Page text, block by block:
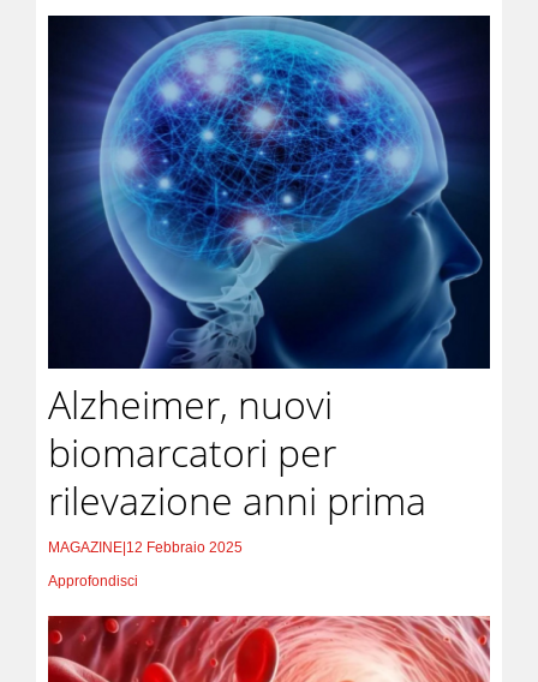
Alzheimer, nuovi
biomarcatori per
rilevazione anni prima
MAGAZINE 12 Febbraio 2025
Approfondisci